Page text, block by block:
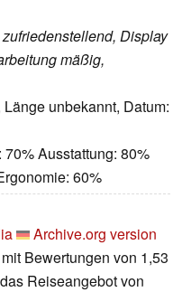
Display
mäßig,
unbekannt, Datum:
70% Ausstattung: 80%
60%
Archive.org version
Bewertungen von 1,53
Reiseangebot von